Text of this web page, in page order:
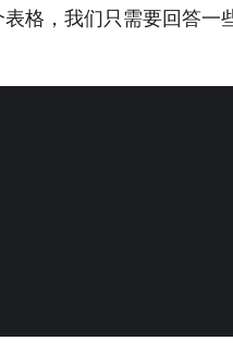
格，我们只需要回答一